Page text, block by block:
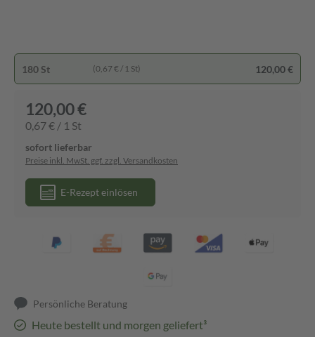
180 St (0,67 € / 1 St) 120,00 €
120,00 €
0,67 € / 1 St
sofort lieferbar
Preise inkl. MwSt. ggf. zzgl. Versandkosten
E-Rezept einlösen
Persönliche Beratung
Heute bestellt und morgen geliefert³